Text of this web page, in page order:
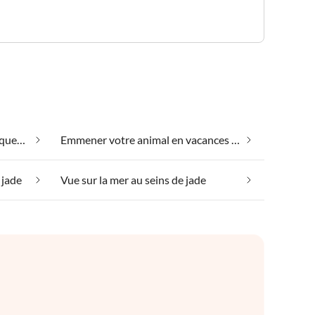
Convient aux personnes allergiques au seins de jade Emmener votre animal en vacances au seins de jade
Vue sur la mer au seins de jade